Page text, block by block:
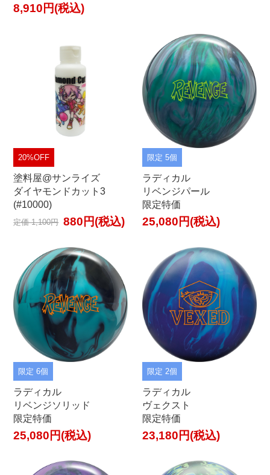
8,910円(税込)
20%OFF
塗料屋@サンライズ
ダイヤモンドカット3
(#10000)
定価 1,100円 880円(税込)
限定 5個
ラディカル
リベンジパール
限定特価
25,080円(税込)
限定 6個
ラディカル
リベンジソリッド
限定特価
25,080円(税込)
限定 2個
ラディカル
ヴェクスト
限定特価
23,180円(税込)